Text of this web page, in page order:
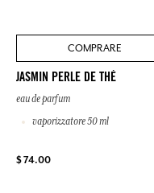
COMPRARE
JASMIN PERLE DE THÉ
eau de parfum
vaporizzatore 50 ml
$ 74.00